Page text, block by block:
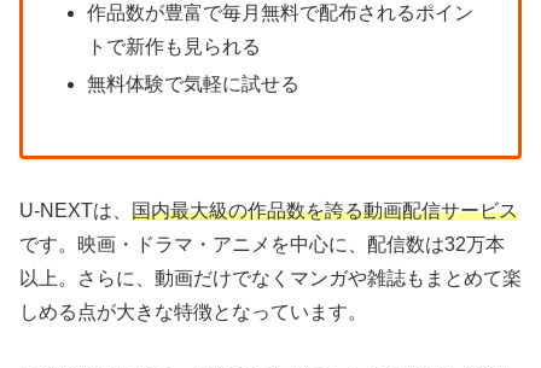
作品数が豊富で毎月無料で配布されるポイン
トで新作も見られる
無料体験で気軽に試せる
U-NEXTは、 国内最大級の作品数を誇る動画配信サービス
です。映画・ドラマ・アニメを中心に、配信数は32万本
以上。さらに、動画だけでなくマンガや雑誌もまとめて楽
しめる点が大きな特徴となっています。